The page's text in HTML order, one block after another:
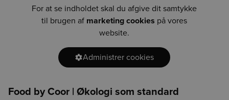
For at se indholdet skal du afgive dit samtykke
til brugen af marketing cookies på vores
website.
Administrer cookies
Food by Coor | Økologi som standard